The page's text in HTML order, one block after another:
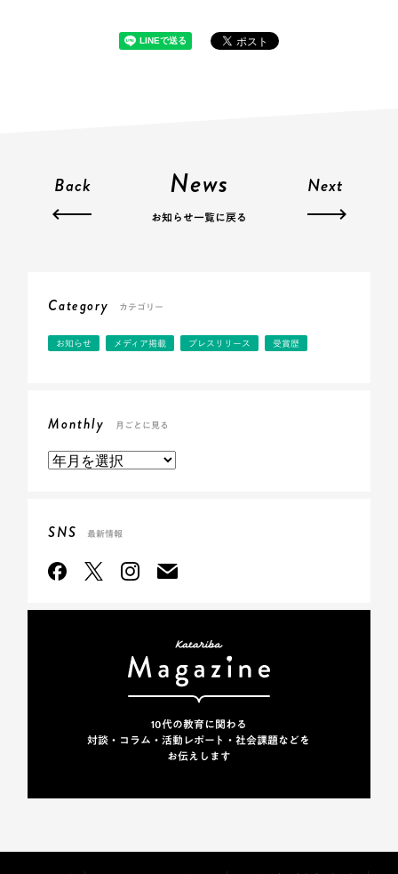
Back News
お知らせ一覧に戻る
Next
Category カテゴリー
お知らせ メディア掲載 プレスリリース 受賞歴
Monthly 月ごとに見る
SNS 最新情報
10代の教育に関わる
対談・コラム・活動レポート・社会課題などを
お伝えします